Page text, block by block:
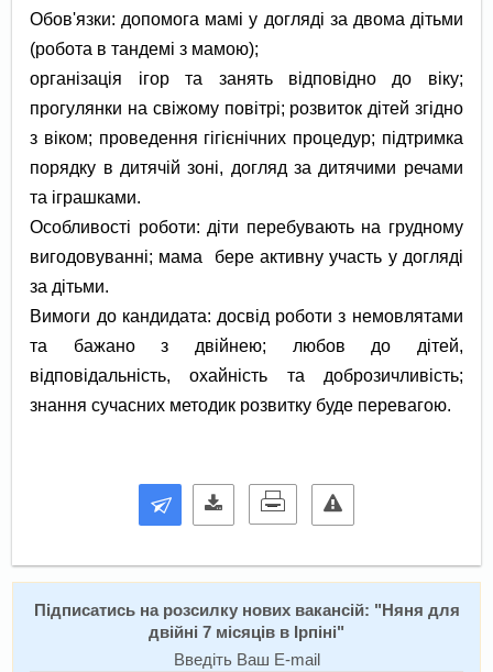
Обов'язки: допомога мамі у догляді за двома дітьми
(робота в тандемі з мамою);
організація ігор та занять відповідно до віку;
прогулянки на свіжому повітрі; розвиток дітей згідно
з віком; проведення гігієнічних процедур; підтримка
порядку в дитячій зоні, догляд за дитячими речами
та іграшками.
Особливості роботи: діти перебувають на грудному
вигодовуванні; мама бере активну участь у догляді
за дітьми.
Вимоги до кандидата: досвід роботи з немовлятами
та бажано з двійнею; любов до дітей,
відповідальність, охайність та доброзичливість;
знання сучасних методик розвитку буде перевагою.
Підписатись на розсилку нових вакансій: " Няня для
двійні 7 місяців в Ірпіні"
Введіть Ваш E-mail